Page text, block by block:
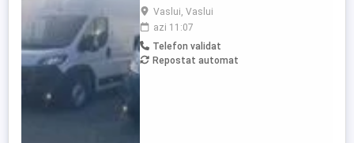
transport internațional (comunitate)!
Căutăm echipaje formate din 2 șoferi,
posesori ai permisului categoria B, pentru
transport internațional de marfă. Oferim:
Salariu între 1.800 și 2.200 Program: 2 luni
Vaslui, Vaslui
azi 11:07
Telefon validat
Repostat automat